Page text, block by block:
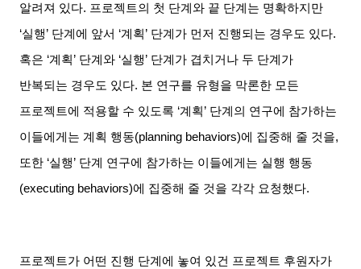
알려져 있다. 프로젝트의 첫 단계와 끝 단계는 명확하지만
‘실행’ 단계에 앞서 ‘계획’ 단계가 먼저 진행되는 경우도 있다.
혹은 ‘계획’ 단계와 ‘실행’ 단계가 겹치거나 두 단계가
반복되는 경우도 있다. 본 연구를 유형을 막론한 모든
프로젝트에 적용할 수 있도록 ‘계획’ 단계의 연구에 참가하는
이들에게는 계획 행동(planning behaviors)에 집중해 줄 것을,
또한 ‘실행’ 단계 연구에 참가하는 이들에게는 실행 행동
(executing behaviors)에 집중해 줄 것을 각각 요청했다.
프로젝트가 어떤 진행 단계에 놓여 있건 프로젝트 후원자가